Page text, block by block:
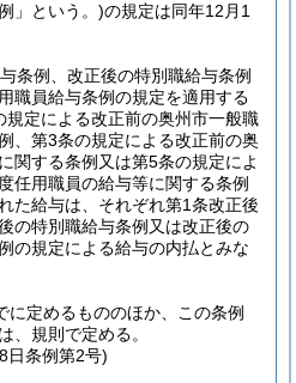
」という。)の規定は同年12月1
条例、改正後の特別職給与条例
職員給与条例の規定を適用する
定による改正前の奥州市一般職
、第3条の規定による改正前の奥
関する条例又は第5条の規定によ
任用職員の給与等に関する条例
た給与は、それぞれ第1条改正後
の特別職給与条例又は改正後の
の規定による給与の内払とみな
に定めるもののほか、この条例
、規則で定める。
日条例第2号)